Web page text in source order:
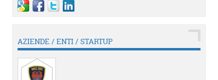
AZIENDE / ENTI / STARTUP